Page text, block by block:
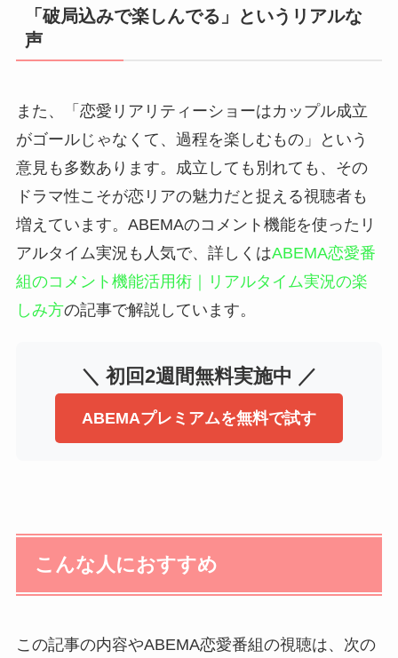
「破局込みで楽しんでる」というリアルな
声
また、「恋愛リアリティーショーはカップル成立
がゴールじゃなくて、過程を楽しむもの」という
意見も多数あります。成立しても別れても、その
ドラマ性こそが恋リアの魅力だと捉える視聴者も
増えています。ABEMAのコメント機能を使ったリ
アルタイム実況も人気で、詳しくはABEMA恋愛番
組のコメント機能活用術｜リアルタイム実況の楽
しみ方の記事で解説しています。
＼ 初回2週間無料実施中 ／
ABEMAプレミアムを無料で試す
こんな人におすすめ
この記事の内容やABEMA恋愛番組の視聴は、次の